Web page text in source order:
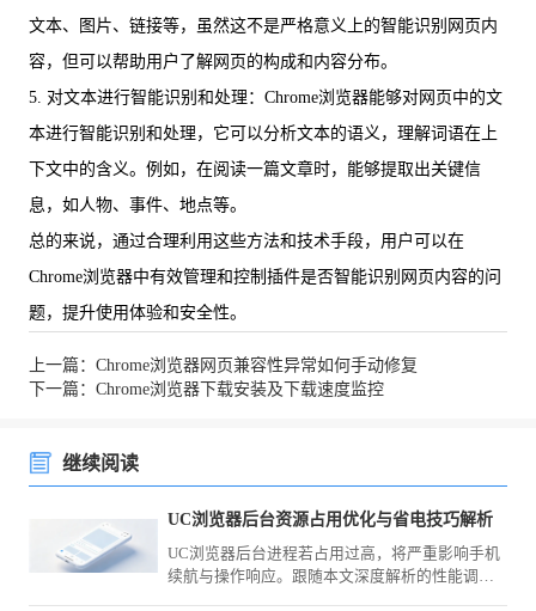
文本、图片、链接等，虽然这不是严格意义上的智能识别网页内
容，但可以帮助用户了解网页的构成和内容分布。
5. 对文本进行智能识别和处理：Chrome浏览器能够对网页中的文
本进行智能识别和处理，它可以分析文本的语义，理解词语在上
下文中的含义。例如，在阅读一篇文章时，能够提取出关键信
息，如人物、事件、地点等。
总的来说，通过合理利用这些方法和技术手段，用户可以在
Chrome浏览器中有效管理和控制插件是否智能识别网页内容的问
题，提升使用体验和安全性。
上一篇：Chrome浏览器网页兼容性异常如何手动修复
下一篇：Chrome浏览器下载安装及下载速度监控
继续阅读
UC浏览器后台资源占用优化与省电技巧解析
UC浏览器后台进程若占用过高，将严重影响手机
续航与操作响应。跟随本文深度解析的性能调优